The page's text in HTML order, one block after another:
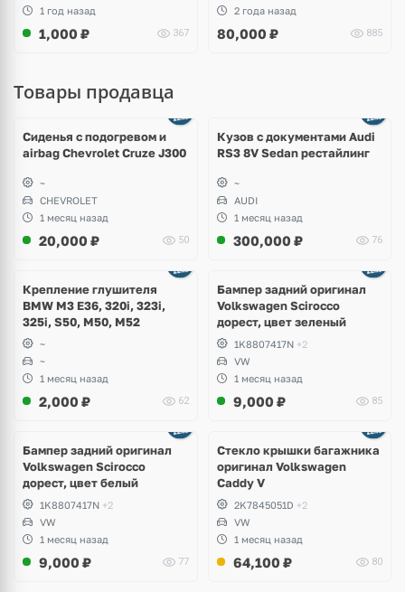
1 год назад
1,000 ₽ 367
2 года назад
80,000 ₽ 885
Товары продавца
Сиденья с подогревом и
airbag Chevrolet Cruze J300
~
CHEVROLET
1 месяц назад
20,000 ₽ 50
Кузов с документами Audi
RS3 8V Sedan рестайлинг
~
AUDI
1 месяц назад
300,000 ₽ 76
Крепление глушителя
BMW M3 E36, 320i, 323i,
325i, S50, M50, M52
~
~
1 месяц назад
2,000 ₽ 62
Бампер задний оригинал
Volkswagen Scirocco
дорест, цвет зеленый
1K8807417N +2
VW
1 месяц назад
9,000 ₽ 85
Бампер задний оригинал
Volkswagen Scirocco
дорест, цвет белый
1K8807417N +2
VW
1 месяц назад
9,000 ₽ 77
Стекло крышки багажника
оригинал Volkswagen
Caddy V
2K7845051D +2
VW
1 месяц назад
64,100 ₽ 80